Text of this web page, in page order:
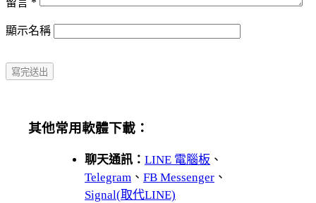
顯示名稱
其他常用軟體下載：
聊天通訊： LINE 電腦板 、
Telegram 、 FB Messenger 、
Signal(取代LINE)